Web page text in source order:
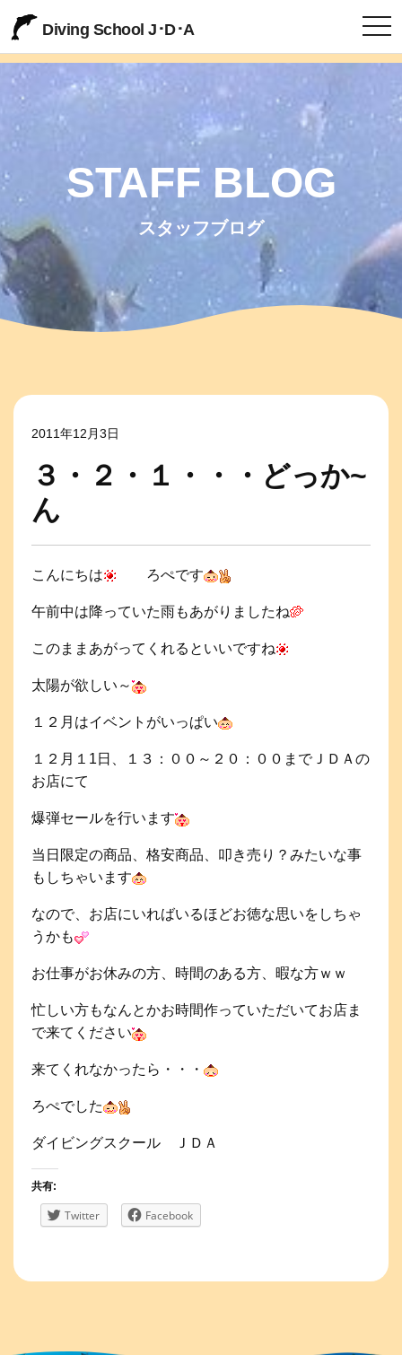
Diving School J･D･A
STAFF BLOG
スタッフブログ
2011年12月3日
３・２・１・・・どっか~
ん
こんにちは ろぺです
午前中は降っていた雨もあがりましたね
このままあがってくれるといいですね
太陽が欲しい～
１２月はイベントがいっぱい
１２月１1日、１３：００～２０：００までＪＤＡの
お店にて
爆弾セールを行います
当日限定の商品、格安商品、叩き売り？みたいな事
もしちゃいます
なので、お店にいればいるほどお徳な思いをしちゃ
うかも
お仕事がお休みの方、時間のある方、暇な方ｗｗ
忙しい方もなんとかお時間作っていただいてお店ま
で来てください
来てくれなかったら・・・
ろぺでした
ダイビングスクール ＪＤＡ
共有:
Twitter Facebook